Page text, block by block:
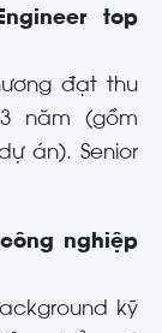
top
đạt thu
năm (gồm
án). Senior
nghiệp
kỹ